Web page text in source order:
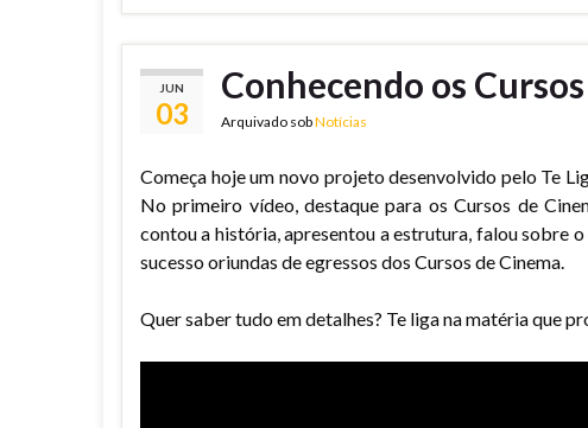
JUN
03
Conhecendo os
Arquivado sobNotícias
Começa hoje um novo projeto desenvolvido pelo Te
No primeiro vídeo, destaque para os Cursos de
contou a história, apresentou a estrutura, falou sobre
sucesso oriundas de egressos dos Cursos de Cinema.
Quer saber tudo em detalhes? Te liga na matéria que